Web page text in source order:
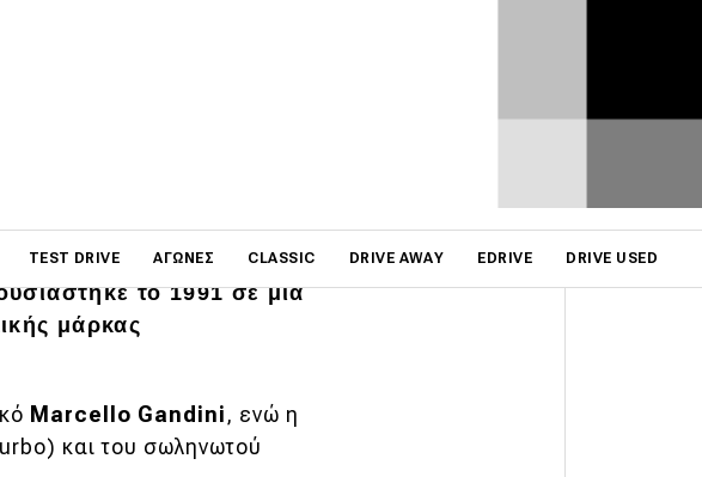
TEST DRIVE ΑΓΏΝΕΣ CLASSIC DRIVE AWAY EDRIVE DRIVE USED
Grifo 90 στα τέλη της
το 1991 σε μια
μάρκας
Marcello Gandini, ενώ η
και του σωληνωτού